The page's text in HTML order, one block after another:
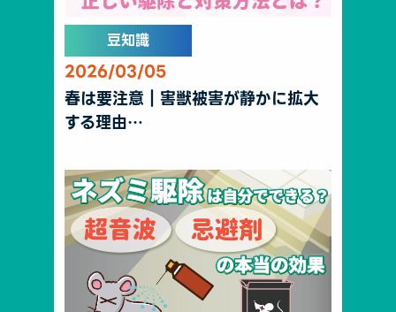
豆知識
2026/03/05
春は要注意｜害獣被害が静かに拡大
する理由…